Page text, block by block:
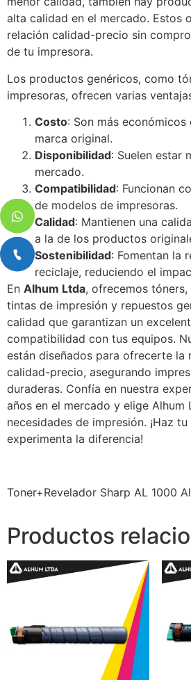
alta calidad en el mercado. Estos
relación calidad-precio sin
de tu impresora.
Los productos genéricos, como
impresoras, ofrecen varias
Costo: Son más
marca original.
Disponibilidad: Suelen estar
mercado.
Compatibilidad: Funcionan
de modelos de impresoras.
Calidad: Mantienen una
a la de los productos
Sostenibilidad: Fomentan la
reciclaje, reduciendo el
En Alhum Ltda, ofrecemos
tintas de impresión y repuestos
calidad que garantizan un
compatibilidad con tus equipos.
están diseñados para ofrecerte la
calidad-precio, asegurando
duraderas. Confía en nuestra
años en el mercado y elige
necesidades de impresión. ¡Haz
experimenta la diferencia!
Toner+Revelador Sharp AL 1000
Productos